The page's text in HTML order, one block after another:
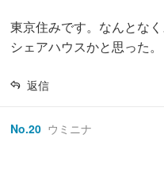
東京住みです。なんとな
シェアハウスかと思った。
返信
No.20 ウミニナ